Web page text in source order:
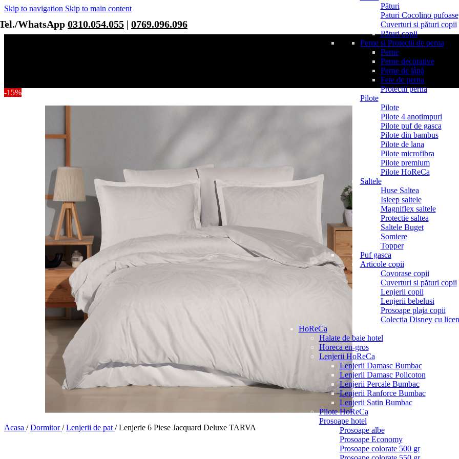
Skip to navigation Skip to main content
WhatsApp 0310.054.055 | 0769.096.096
Pături
Paturi Cocolino pufoase
Cuverturi si pături copii
Pături copii
Perne si Protectii de perna
Perne
Perne decorative
Perne de lână
Fete de perna
Protectii perna
Pilote
Pilote
Pilote 4 anotimpuri
Pilote puf de gasca
Pilote din bambus
Pilote de lana
Pilote microfibra
Pilote premium
Pilote HoReCa
Saltele
Huse Saltea
Isleep saltele
Magniflex saltele
Protectie saltea
Saltele Buget
Somiere
Topper
Puf gasca
Articole copii
Covorase copii
Cuverturi si pături copii
Lenjerii copii
Lenjerii bebelusi
Prosoape plaja copii
Colectia Disney cu
HoReCa
Halate de baie hotel
Horeca en-gros
Lenjerii HoReCa
Lenjerii Damasc Bumbac
Lenjerii Damasc Policoton
Lenjerii Percale Bumbac
Lenjerii Ranforce Bumbac
Lenjerii Satin Bumbac
Pilote HoReCa
Prosoape hotel
Prosoape albe
Prosoape Economy
Prosoape colorate 500 gr
-15%
Acasa / Dormitor/ Lenjerii de pat / Lenjerie 6 Piese Jacquard Deluxe TARVA